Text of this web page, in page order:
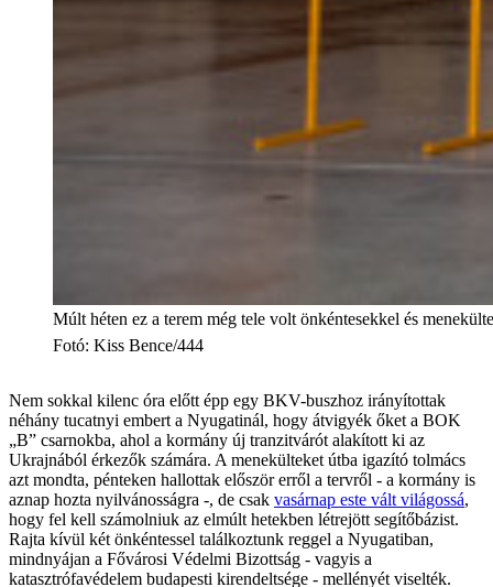
Múlt héten ez a terem még tele volt önkéntesekkel és
Fotó: Kiss Bence/444
Nem sokkal kilenc óra előtt épp egy BKV-buszhoz irányítottak
néhány tucatnyi embert a Nyugatinál, hogy átvigyék őket a BOK
„B” csarnokba, ahol a kormány új tranzitvárót alakított ki az
Ukrajnából érkezők számára. A menekülteket útba igazító tolmács
azt mondta, pénteken hallottak először erről a tervről - a kormány is
aznap hozta nyilvánosságra -, de csak vasárnap este vált világossá,
hogy fel kell számolniuk az elmúlt hetekben létrejött segítőbázist.
Rajta kívül két önkéntessel találkoztunk reggel a Nyugatiban,
mindnyájan a Fővárosi Védelmi Bizottság - vagyis a
katasztrófavédelem budapesti kirendeltsége - mellényét viselték.